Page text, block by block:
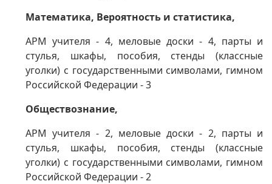
Математика, Вероятность и статистика,
АРМ учителя - 4, меловые доски - 4, парты и
стулья, шкафы, пособия, стенды (классные
уголки) с государственными символами, гимном
Российской Федерации - 3
Обществознание,
АРМ учителя - 2, меловые доски - 2, парты и
стулья, шкафы, пособия, стенды (классные
уголки) с государственными символами, гимном
Российской Федерации - 2